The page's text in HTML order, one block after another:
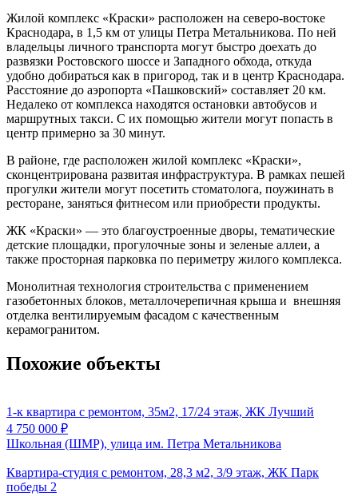
Жилой комплекс «Краски» расположен на северо-востоке
Краснодара, в 1,5 км от улицы Петра Метальникова. По ней
владельцы личного транспорта могут быстро доехать до
развязки Ростовского шоссе и Западного обхода, откуда
удобно добираться как в пригород, так и в центр Краснодара.
Расстояние до аэропорта «Пашковский» составляет 20 км.
Недалеко от комплекса находятся остановки автобусов и
маршрутных такси. С их помощью жители могут попасть в
центр примерно за 30 минут.
В районе, где расположен жилой комплекс «Краски»,
сконцентрирована развитая инфраструктура. В рамках пешей
прогулки жители могут посетить стоматолога, поужинать в
ресторане, заняться фитнесом или приобрести продукты.
ЖК «Краски» — это благоустроенные дворы, тематические
детские площадки, прогулочные зоны и зеленые аллеи, а
также просторная парковка по периметру жилого комплекса.
Монолитная технология строительства с применением
газобетонных блоков, металлочерепичная крыша и внешняя
отделка вентилируемым фасадом с качественным
керамогранитом.
Похожие объекты
1-к квартира с ремонтом, 35м2, 17/24 этаж, ЖК Лучший
4 750 000 ₽
Школьная (ШМР), улица им. Петра Метальникова
Квартира-студия с ремонтом, 28,3 м2, 3/9 этаж, ЖК Парк
победы 2